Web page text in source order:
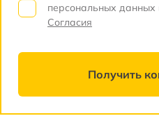
персональных данных
Согласия
Получить